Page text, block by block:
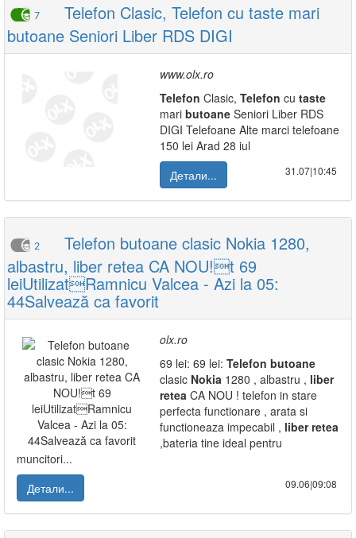
7
Telefon Clasic, Telefon cu taste mari
butoane Seniori Liber RDS DIGI
www.olx.ro
Telefon Clasic, Telefon cu taste
mari butoane Seniori Liber RDS
DIGI Telefoane Alte marci telefoane
150 lei Arad 28 iul
Детали...
31.07|10:45
2
Telefon butoane clasic Nokia 1280,
albastru, liber retea CA NOU!t 69
leiUtilizatRamnicu Valcea - Azi la 05:
44Salvează ca favorit
olx.ro
69 lei: 69 lei: Telefon butoane
clasic Nokia 1280 , albastru , liber
retea CA NOU ! telefon in stare
perfecta functionare , arata si
functioneaza impecabil , liber retea
,bateria tine ideal pentru
muncitori...
Детали...
09.06|09:08